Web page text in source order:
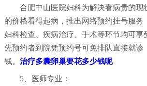
合肥中山医院妇科为解决看病贵的现
的价格看得起病，推出网络预约挂号服务
妇科检查、疾病治疗、手术等环节均可享
先预约者到院凭预约号可免排队直接就诊
钱。 治疗多囊卵巢要花多少钱呢
5、医师专业：